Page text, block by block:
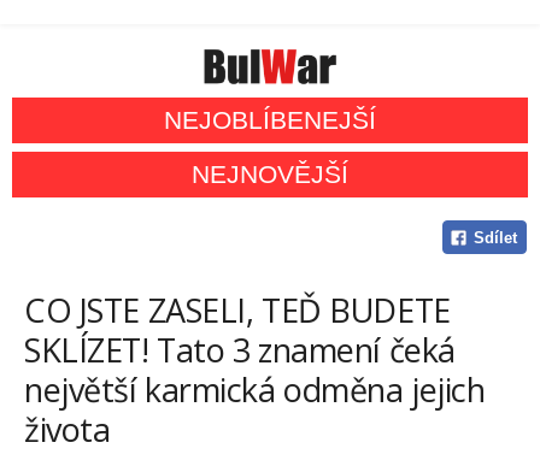
NEJOBLÍBENEJŠÍ
NEJNOVĚJŠÍ
Sdílet
CO JSTE ZASELI, TEĎ BUDETE
SKLÍZET! Tato 3 znamení čeká
největší karmická odměna jejich
života